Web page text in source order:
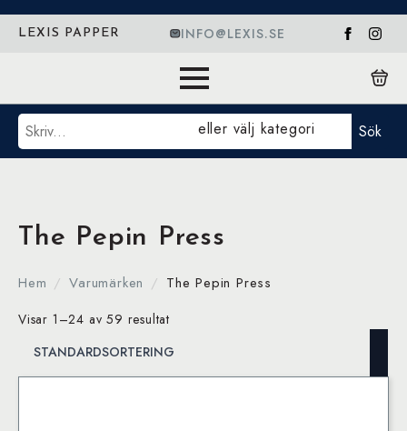
LEXIS PAPPER INFO@LEXIS.SE
Sök eller välj kategori Sök
The Pepin Press
Hem Varumärken The Pepin Press
Visar 1–24 av 59 resultat